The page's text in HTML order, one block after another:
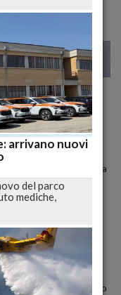
23 25
regione, Chieti dovrà
programmata dei
dall'Aca, comporterà la
22:00 alle 06:00,
prevista dalle 22:00,
soprattutto
idrauliche. Le
parte alta di Chieti,
Polacchi, zona
aree limitrofe, saranno
arrivano nuovi
del parco
mediche,